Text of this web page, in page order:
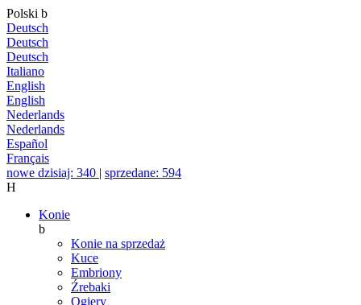
Polski b
Deutsch
Deutsch
Deutsch
Italiano
English
English
Nederlands
Nederlands
Español
Français
nowe dzisiaj: 340 | sprzedane: 594
H
Konie
b
Konie na sprzedaż
Kuce
Embriony
Źrebaki
Ogiery